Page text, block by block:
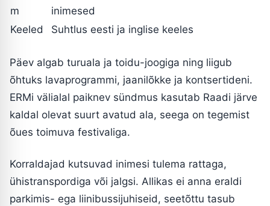
m
inimesed
Keeled
Suhtlus eesti ja inglise keeles
Päev algab turuala ja toidu-joogiga ning liigub
õhtuks lavaprogrammi, jaanilõkke ja kontsertideni.
ERMi välialal paiknev sündmus kasutab Raadi järve
kaldal olevat suurt avatud ala, seega on tegemist
õues toimuva festivaliga.
Korraldajad kutsuvad inimesi tulema rattaga,
ühistranspordiga või jalgsi. Allikas ei anna eraldi
parkimis- ega liinibussijuhiseid, seetõttu tasub